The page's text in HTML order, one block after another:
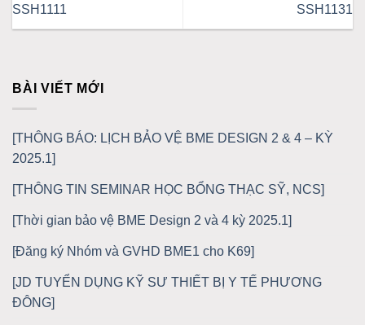
SSH1111
SSH1131
BÀI VIẾT MỚI
[THÔNG BÁO: LỊCH BẢO VỆ BME DESIGN 2 & 4 – KỲ
2025.1]
[THÔNG TIN SEMINAR HỌC BỔNG THẠC SỸ, NCS]
[Thời gian bảo vệ BME Design 2 và 4 kỳ 2025.1]
[Đăng ký Nhóm và GVHD BME1 cho K69]
[JD TUYỂN DỤNG KỸ SƯ THIẾT BỊ Y TẾ PHƯƠNG
ĐÔNG]